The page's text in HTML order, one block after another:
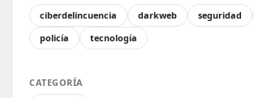
ciberdelincuencia
darkweb seguridad
policía
tecnología
CATEGORÍA